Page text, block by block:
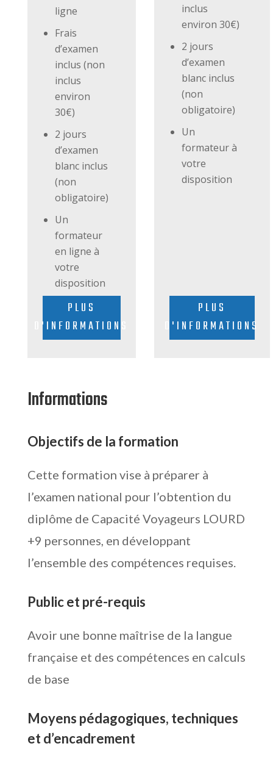
ligne
Frais
d’examen
inclus (non
inclus
environ
30€)
2 jours
d’examen
blanc inclus
(non
obligatoire)
Un
formateur
en ligne à
votre
disposition
PLUS
D'INFORMATIONS
inclus
environ 30€)
2 jours
d’examen
blanc inclus
(non
obligatoire)
Un
formateur à
votre
disposition
PLUS
D'INFORMATIONS
Informations
Objectifs de la formation
Cette formation vise à préparer à
l’examen national pour l’obtention du
diplôme de Capacité Voyageurs LOURD
+9 personnes, en développant
l’ensemble des compétences requises.
Public et pré-requis
Avoir une bonne maîtrise de la langue
française et des compétences en calculs
de base
Moyens pédagogiques, techniques
et d’encadrement